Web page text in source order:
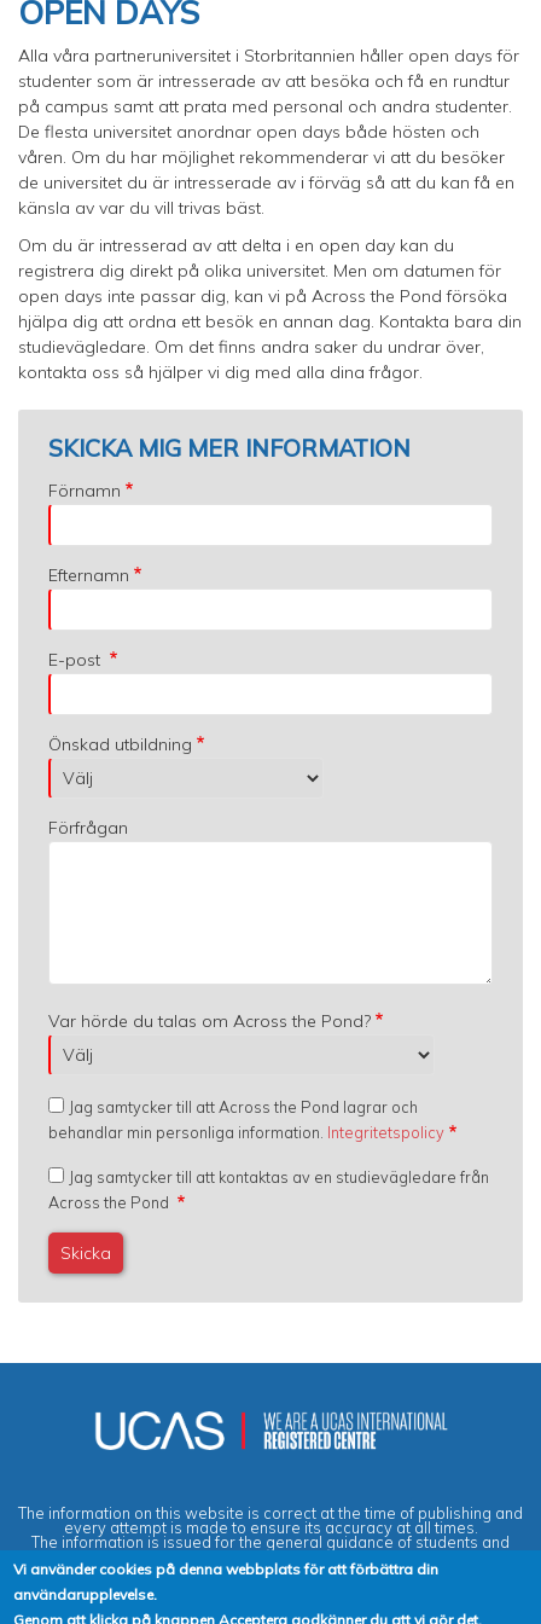
OPEN DAYS
Alla våra partneruniversitet i Storbritannien håller open days för
studenter som är intresserade av att besöka och få en rundtur
på campus samt att prata med personal och andra studenter.
De flesta universitet anordnar open days både hösten och
våren. Om du har möjlighet rekommenderar vi att du besöker
de universitet du är intresserade av i förväg så att du kan få en
känsla av var du vill trivas bäst.
Om du är intresserad av att delta i en open day kan du
registrera dig direkt på olika universitet. Men om datumen för
open days inte passar dig, kan vi på Across the Pond försöka
hjälpa dig att ordna ett besök en annan dag. Kontakta bara din
studievägledare. Om det finns andra saker du undrar över,
kontakta oss så hjälper vi dig med alla dina frågor.
SKICKA MIG MER INFORMATION
Förnamn
Efternamn
E-post
Önskad utbildning
Förfrågan
Var hörde du talas om Across the Pond?
Jag samtycker till att Across the Pond lagrar och
behandlar min personliga information. Integritetspolicy
Jag samtycker till att kontaktas av en studievägledare från
Across the Pond
The information on this website is correct at the time of publishing and
every attempt is made to ensure its accuracy at all times.
The information is issued for the general guidance of students and
does not form part of any contract or guarantee.
Privacy & Data Protection Policy|Cookies Policy|Anti-Slavery &
Vi använder cookies på denna webbplats för att förbättra din
användarupplevelse.
Genom att klicka på knappen Acceptera godkänner du att vi gör det.